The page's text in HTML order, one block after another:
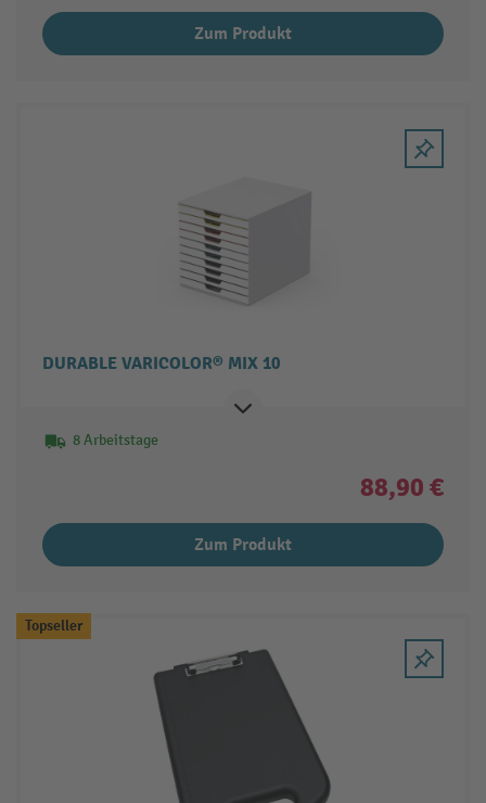
Zum Produkt
DURABLE VARICOLOR® MIX 10
8 Arbeitstage
88,90 €
Zum Produkt
Topseller